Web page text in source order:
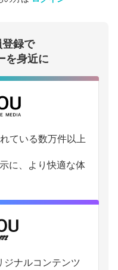
る録で
を身近に
ている数万件以上
に、より快適な体
ナルコンテンツ